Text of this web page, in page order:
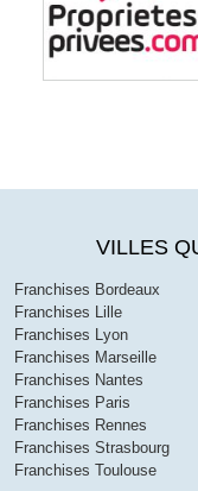
VILLES
Franchises Bordeaux
Franchises Lille
Franchises Lyon
Franchises Marseille
Franchises Nantes
Franchises Paris
Franchises Rennes
Franchises Strasbourg
Franchises Toulouse